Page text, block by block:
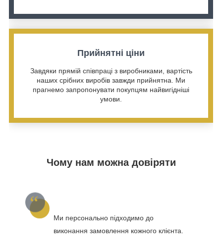
Прийнятні ціни
Завдяки прямій співпраці з виробниками, вартість
наших срібних виробів завжди прийнятна. Ми
прагнемо запропонувати покупцям найвигідніші
умови.
Чому нам можна довіряти
Ми персонально підходимо до
виконання замовлення кожного клієнта.